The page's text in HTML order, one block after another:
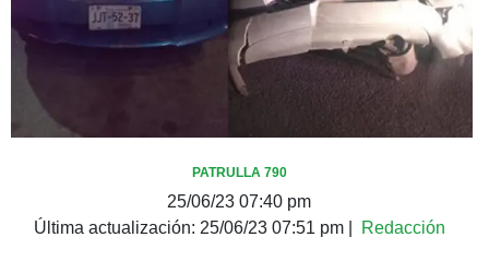
PATRULLA 790
25/06/23 07:40 pm
Última actualización: 25/06/23 07:51 pm| Redacción